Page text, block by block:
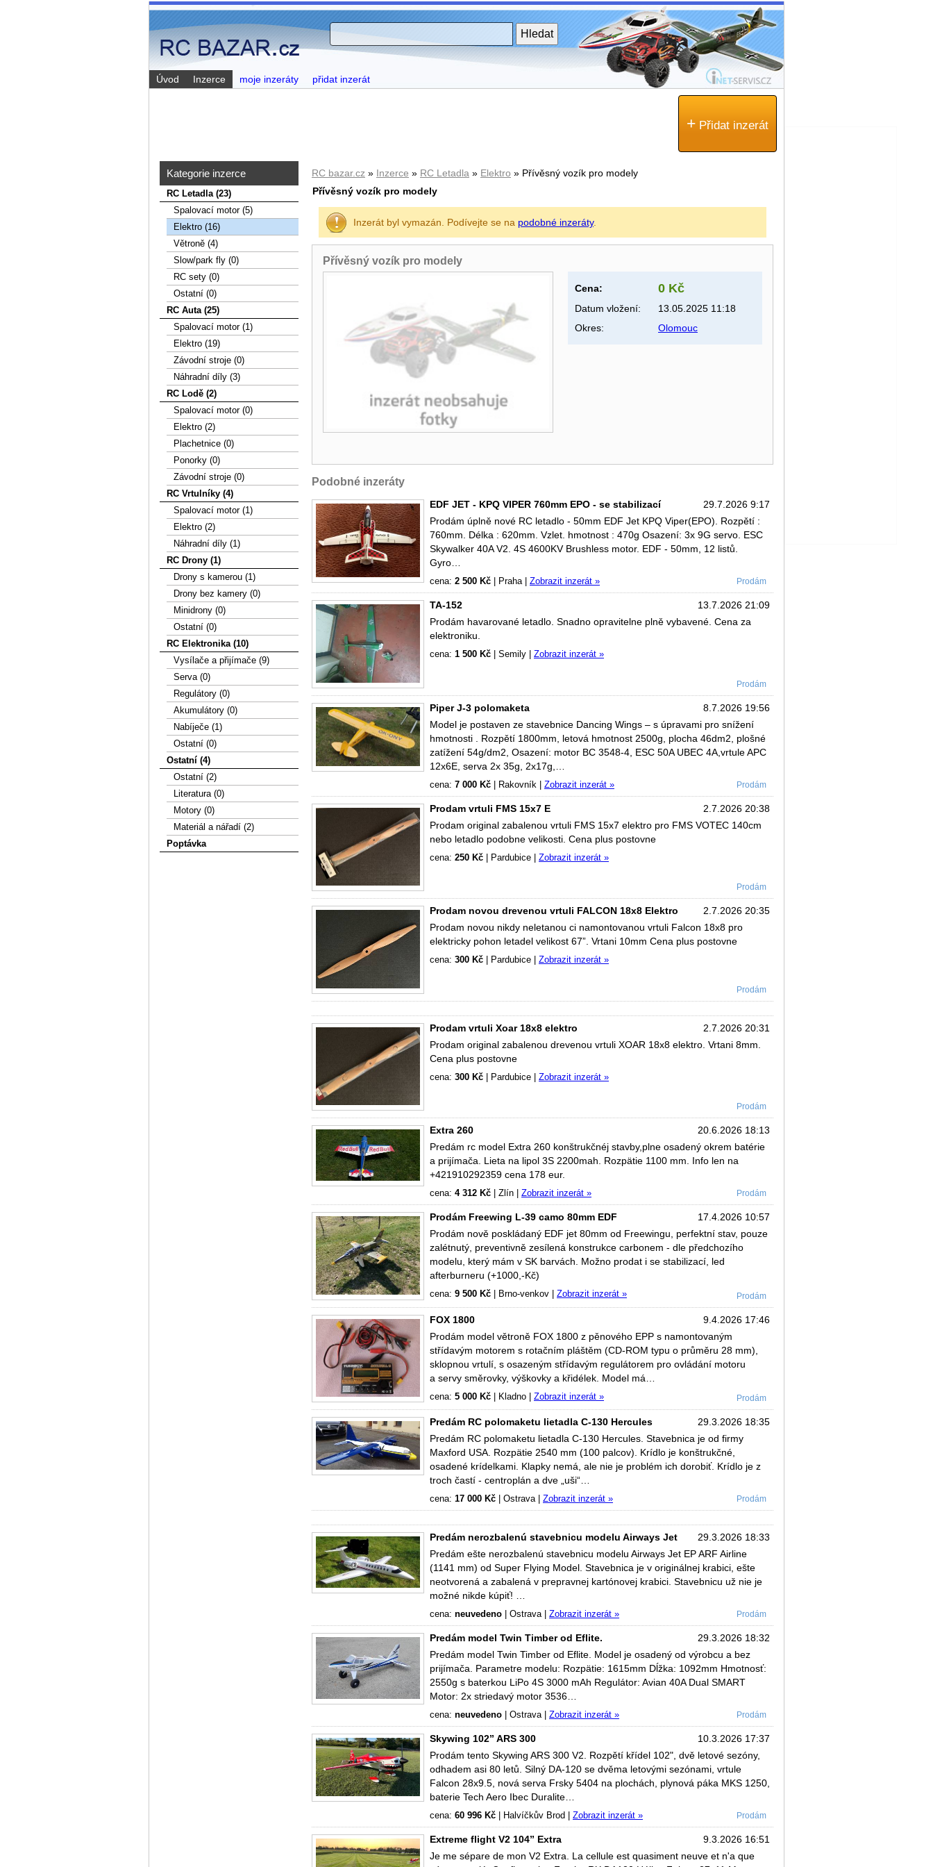
Přívěsný vozík pro modely
Inzerát byl vymazán. Podívejte se na podobné inzeráty.
Přívěsný vozík pro modely
Cena: 0 Kč
Datum vložení:
13.05.2025 11:18
Okres:
Olomouc
Podobné inzeráty
29.7.2026 9:17
EDF JET - KPQ VIPER 760mm EPO - se stabilizací
Prodám úplně nové RC letadlo - 50mm EDF Jet KPQ Viper(EPO). Rozpětí :
760mm. Délka : 620mm. Vzlet. hmotnost : 470g Osazení: 3x 9G servo. ESC
Skywalker 40A V2. 4S 4600KV Brushless motor. EDF - 50mm, 12 listů.
Gyro…
cena: 2 500 Kč Praha| Zobrazit inzerát » Prodám
13.7.2026 21:09
TA-152
Prodám havarované letadlo. Snadno opravitelne plně vybavené. Cena za
elektroniku.
cena: 1 500 Kč Semily Zobrazit inzerát »
Prodám
8.7.2026 19:56
Piper J-3 polomaketa
Model je postaven ze stavebnice Dancing Wings – s úpravami pro snížení
hmotnosti . Rozpětí 1800mm, letová hmotnost 2500g, plocha 46dm2, plošné
zatížení 54g/dm2, Osazení: motor BC 3548-4, ESC 50A UBEC 4A,vrtule APC
12x6E, serva 2x 35g, 2x17g,…
cena: 7 000 Kč | Rakovník | Zobrazit inzerát » Prodám
2.7.2026 20:38
Prodam vrtuli FMS 15x7 E
Prodam original zabalenou vrtuli FMS 15x7 elektro pro FMS VOTEC 140cm
nebo letadlo podobne velikosti. Cena plus postovne
cena: 250 Kč | Pardubice | Zobrazit inzerát »
Prodám
2.7.2026 20:35
Prodam novou drevenou vrtuli FALCON 18x8 Elektro
Prodam novou nikdy neletanou ci namontovanou vrtuli Falcon 18x8 pro
elektricky pohon letadel velikost 67”. Vrtani 10mm Cena plus postovne
cena: 300 Kč Pardubice Zobrazit inzerát »
Prodám
2.7.2026 20:31
Prodam vrtuli Xoar 18x8 elektro
Prodam original zabalenou drevenou vrtuli XOAR 18x8 elektro. Vrtani 8mm.
Cena plus postovne
cena: 300 Kč | Pardubice | Zobrazit inzerát »
Prodám
20.6.2026 18:13
Extra 260
Predám rc model Extra 260 konštrukčnéj stavby,plne osadený okrem batérie
a prijímača. Lieta na lipol 3S 2200mah. Rozpätie 1100 mm. Info len na
+421910292359 cena 178 eur.
cena: 4 312 Kč Zlín Zobrazit inzerát » Prodám
17.4.2026 10:57
Prodám Freewing L-39 camo 80mm EDF
Prodám nově poskládaný EDF jet 80mm od Freewingu, perfektní stav, pouze
zalétnutý, preventivně zesílená konstrukce carbonem - dle předchozího
modelu, který mám v SK barvách. Možno prodat i se stabilizací, led
afterburneru (+1000,-Kč)
cena: 9 500 Kč Brno-venkov Zobrazit inzerát » Prodám
9.4.2026 17:46
FOX 1800
Prodám model větroně FOX 1800 z pěnového EPP s namontovaným
střídavým motorem s rotačním pláštěm (CD-ROM typu o průměru 28 mm),
sklopnou vrtulí, s osazeným střídavým regulátorem pro ovládání motoru
a servy směrovky, výškovky a křidélek. Model má…
cena: 5 000 Kč | Kladno | Zobrazit inzerát » Prodám
29.3.2026 18:35
Predám RC polomaketu lietadla C-130 Hercules
Predám RC polomaketu lietadla C-130 Hercules. Stavebnica je od firmy
Maxford USA. Rozpätie 2540 mm (100 palcov). Krídlo je konštrukčné,
osadené krídelkami. Klapky nemá, ale nie je problém ich dorobiť. Krídlo je z
troch častí - centroplán a dve „uši“…
cena: 17 000 Kč Ostrava| Zobrazit inzerát » Prodám
29.3.2026 18:33
Predám nerozbalenú stavebnicu modelu Airways Jet
Predám ešte nerozbalenú stavebnicu modelu Airways Jet EP ARF Airline
(1141 mm) od Super Flying Model. Stavebnica je v originálnej krabici, ešte
neotvorená a zabalená v prepravnej kartónovej krabici. Stavebnicu už nie je
možné nikde kúpiť! …
cena: neuvedeno Ostrava| Zobrazit inzerát » Prodám
29.3.2026 18:32
Predám model Twin Timber od Eflite.
Predám model Twin Timber od Eflite. Model je osadený od výrobcu a bez
prijímača. Parametre modelu: Rozpätie: 1615mm Dĺžka: 1092mm Hmotnosť:
2550g s baterkou LiPo 4S 3000 mAh Regulátor: Avian 40A Dual SMART
Motor: 2x striedavý motor 3536…
cena: neuvedeno Ostrava| Zobrazit inzerát » Prodám
10.3.2026 17:37
Skywing 102” ARS 300
Prodám tento Skywing ARS 300 V2. Rozpětí křídel 102", dvě letové sezóny,
odhadem asi 80 letů. Silný DA-120 se dvěma letovými sezónami, vrtule
Falcon 28x9.5, nová serva Frsky 5404 na plochách, plynová páka MKS 1250,
baterie Tech Aero Ibec Duralite…
cena: 60 996 Kč Halvíčkův Brod Zobrazit inzerát » Prodám
9.3.2026 16:51
Extreme flight V2 104” Extra
Je me sépare de mon V2 Extra. La cellule est quasiment neuve et n'a que
RC bazar.cz » Inzerce » RC Letadla » Elektro » Přívěsný vozík pro modely
Kategorie inzerce
RC Letadla (23)
Spalovací­ motor (5)
Elektro (16)
Větroně (4)
Slow/park fly (0)
RC sety (0)
Ostatní (0)
RC Auta (25)
Spalovací motor (1)
Elektro (19)
Závodní stroje (0)
Náhradní díly (3)
RC Lodě (2)
Spalovací motor (0)
Elektro (2)
Plachetnice (0)
Ponorky (0)
Závodní stroje (0)
RC Vrtulníky (4)
Spalovací motor (1)
Elektro (2)
Náhradní díly (1)
RC Drony (1)
Drony s kamerou (1)
Drony bez kamery (0)
Minidrony (0)
Ostatní (0)
RC Elektronika (10)
Vysílače a přijímače (9)
Serva (0)
Regulátory (0)
Akumulátory (0)
Nabíječe (1)
Ostatní (0)
Ostatní (4)
Ostatní (2)
Literatura (0)
Motory (0)
Materiál a nářadí (2)
Poptávka
Úvod Inzerce moje inzeráty přidat inzerát
+ Přidat inzerát